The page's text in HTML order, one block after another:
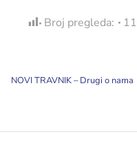
Broj pregleda: 11
NOVI TRAVNIK – Drugi o nama